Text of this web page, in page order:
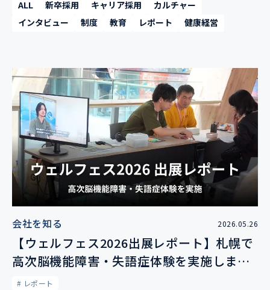
ALL 新卒採用 キャリア採用
カルチャー
インタビュー
制度 教育 レポート 健康経営
会社を知る 2026.05.26
【ウェルフェス2026出展レポート】札幌で
高次脳機能障害・失語症体験を実施しまし
た
# レポート